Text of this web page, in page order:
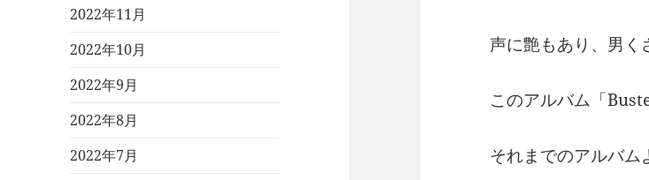
2022年11月
2022年10月
2022年9月
2022年8月
2022年7月
声に艶もあり、男く
このアルバム「
それまでのアルバム